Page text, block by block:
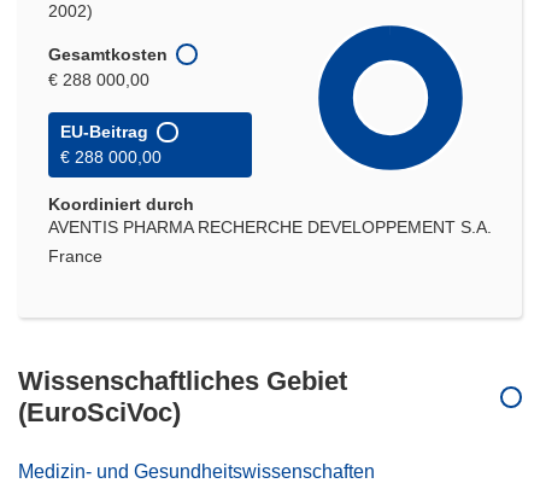
2002)
Gesamtkosten
€ 288 000,00
EU-Beitrag
€ 288 000,00
Koordiniert durch
AVENTIS PHARMA RECHERCHE DEVELOPPEMENT S.A.
France
Wissenschaftliches Gebiet
(EuroSciVoc)
Medizin- und Gesundheitswissenschaften